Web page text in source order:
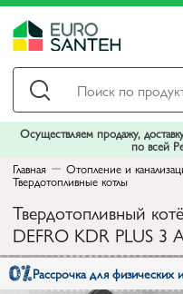
Осуществляем продажу,
по всей
Главная
Отопление и
Твердотопливные котлы
Твердотопливный
DEFRO KDR PLUS 3
Рассрочка для физических